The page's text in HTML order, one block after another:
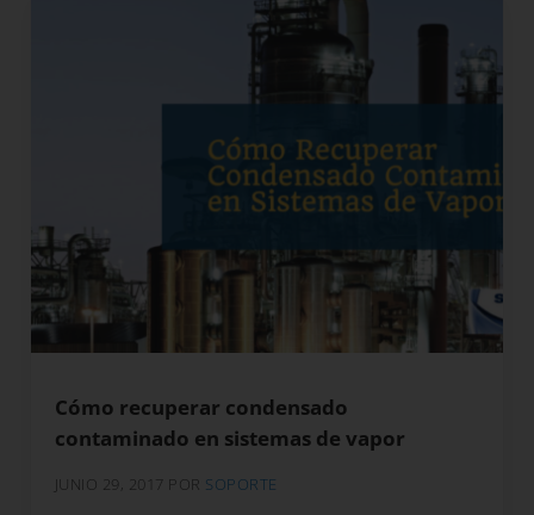
Cómo recuperar condensado
contaminado en sistemas de vapor
JUNIO 29, 2017 POR SOPORTE